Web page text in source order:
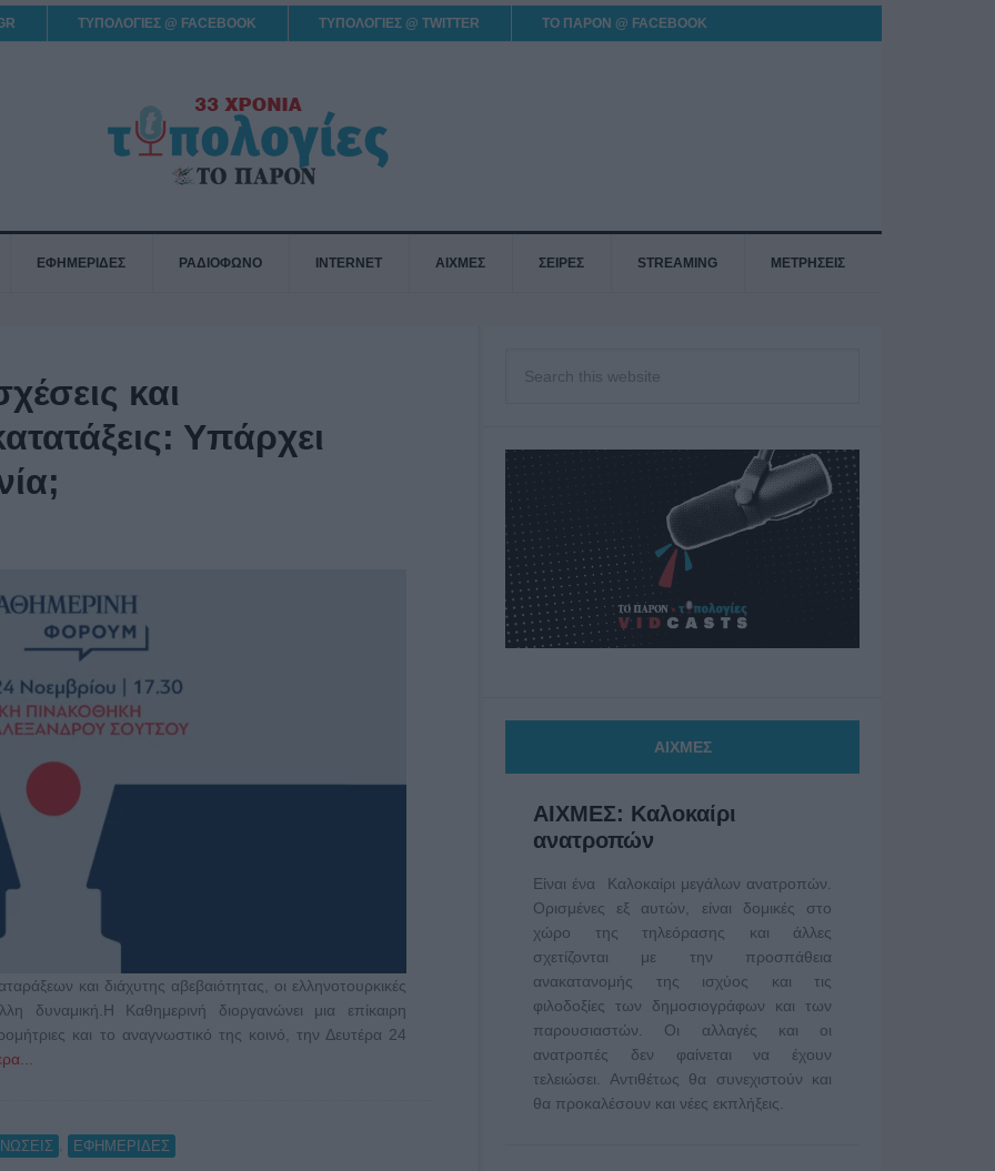
ΤΥΠΟΛΟΓΙΕΣ @ FACEBOOK ΤΥΠΟΛΟΓΙΕΣ @ TWITTER ΤΟ ΠΑΡΟΝ @ FACEBOOK
ΕΦΗΜΕΡΙΔΕΣ ΡΑΔΙΟΦΩΝΟ INTERNET ΑΙΧΜΕΣ ΣΕΙΡΕΣ STREAMING ΜΕΤΡΗΣΕΙΣ
και
Υπάρχει
και διάχυτης αβεβαιότητας, οι ελληνοτουρκικές
δυναμική.Η Καθημερινή διοργανώνει μια επίκαιρη
και το αναγνωστικό της κοινό, την Δευτέρα 24
ΕΦΗΜΕΡΙΔΕΣ
ΑΙΧΜΕΣ
ΑΙΧΜΕΣ: Καλοκαίρι
ανατροπών
Είναι ένα Καλοκαίρι μεγάλων ανατροπών.
Ορισμένες εξ αυτών, είναι δομικές στο
χώρο της τηλεόρασης και άλλες
σχετίζονται με την προσπάθεια
ανακατανομής της ισχύος και τις
φιλοδοξίες των δημοσιογράφων και των
παρουσιαστών. Οι αλλαγές και οι
ανατροπές δεν φαίνεται να έχουν
τελειώσει. Αντιθέτως θα συνεχιστούν και
θα προκαλέσουν και νέες εκπλήξεις.